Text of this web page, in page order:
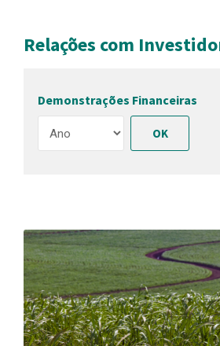
Relações com
Demonstrações Financeiras